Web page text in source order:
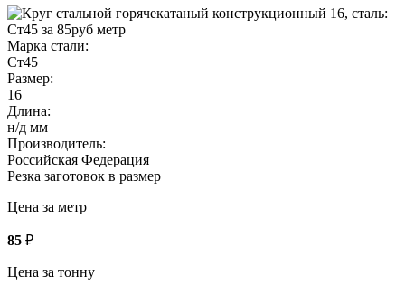
Марка стали:
Ст45
Размер:
16
Длина:
н/д мм
Производитель:
Российская Федерация
Резка заготовок в размер
Цена за метр
85 ₽
Цена за тонну